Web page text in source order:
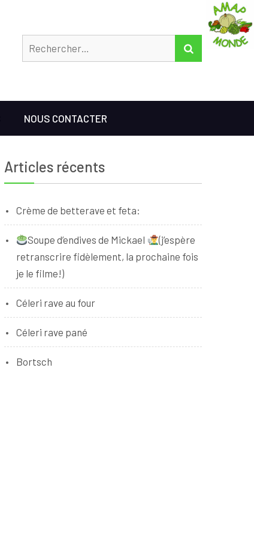
RECHERCHER
NOUS CONTACTER
Articles récents
Crème de betterave et feta:
Soupe d’endives de Mickael
(j’espère
retranscrire fidèlement, la prochaine fois
je le filme!)
Céleri rave au four
Céleri rave pané
Bortsch